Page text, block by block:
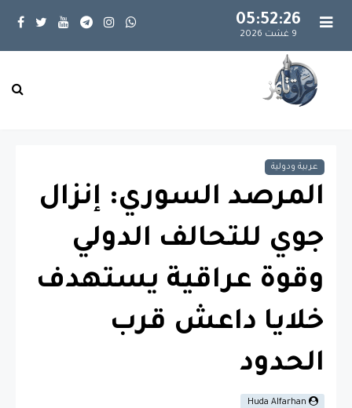
05:52:26
9 غشت 2026
عربية ودولية
المرصد السوري: إنزال
جوي للتحالف الدولي
وقوة عراقية يستهدف
خلايا داعش قرب
الحدود
Huda Alfarhan